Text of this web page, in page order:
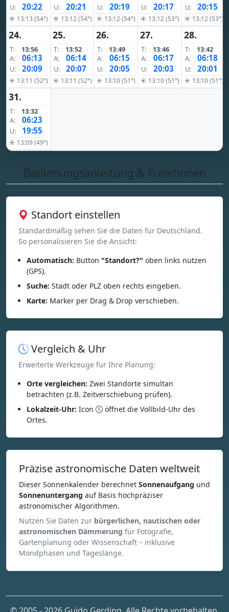
U: 20:22
☀ 13:13 (54°)
U: 20:21
☀ 13:12 (54°)
U: 20:19
☀ 13:12 (54°)
U: 20:17
☀ 13:12 (53°)
U: 20:15
☀ 13:12 (53°)
24.
T:
13:56
A:
06:13
U: 20:09
☀ 13:11 (52°)
25.
T:
13:52
A:
06:14
U: 20:07
☀ 13:11 (52°)
26.
T:
13:49
A:
06:15
U: 20:05
☀ 13:10 (51°)
27.
T:
13:46
A:
06:17
U: 20:03
☀ 13:10 (51°)
28.
T:
13:42
A:
06:18
U: 20:01
☀ 13:10 (51°)
31.
T:
13:32
A:
06:23
U: 19:55
☀ 13:09 (49°)
Bedienungsanleitung & Funktionen
Standort einstellen
Standardmäßig sehen Sie die Daten für Deutschland.
So personalisieren Sie die Ansicht:
Automatisch: Button "Standort?" oben links nutzen
(GPS).
Suche: Stadt oder PLZ oben rechts eingeben.
Karte: Marker per Drag & Drop verschieben.
Vergleich & Uhr
Erweiterte Werkzeuge für Ihre Planung:
Orte vergleichen: Zwei Standorte simultan
betrachten (z.B. Zeitverschiebung prüfen).
Lokalzeit-Uhr: Icon
öffnet die Vollbild-Uhr des
Ortes.
Präzise astronomische Daten weltweit
Dieser Sonnenkalender berechnet Sonnenaufgang und
Sonnenuntergang auf Basis hochpräziser
astronomischer Algorithmen.
Nutzen Sie Daten zur bürgerlichen, nautischen oder
astronomischen Dämmerung für Fotografie,
Gartenplanung oder Wissenschaft – inklusive
Mondphasen und Tageslänge.